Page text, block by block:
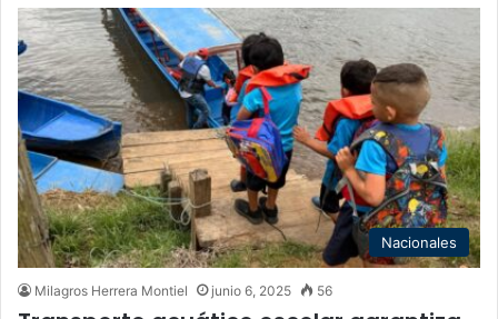
Nacionales
Milagros Herrera Montiel junio 6, 2025 56